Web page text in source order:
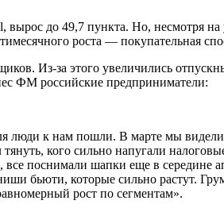
до 49,7 пункта. Но, несмотря на
роста — покупательная
Из-за этого увеличились
ФМ российские предприниматели:
люди к нам пошли. В марте мы
кого сильно напугали
поснимали шапки еще в середине
бьюти, которые сильно растут.
рост по сегментам».